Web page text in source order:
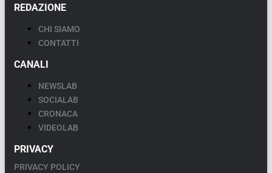
REDAZIONE
CHI SIAMO
CONTATTI
CANALI
NEWSLAB
SOCIALAB
CRONACA
VIDEOLAB
PRIVACY
PRIVACY POLICY